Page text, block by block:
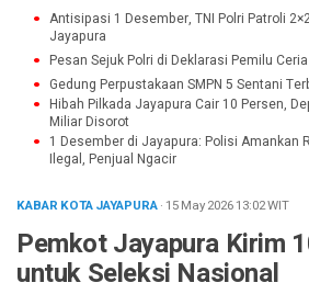
Antisipasi 1 Desember, TNI Polri Patroli
Jayapura
Pesan Sejuk Polri di Deklarasi Pemilu
Gedung Perpustakaan SMPN 5 Sentani
Hibah Pilkada Jayapura Cair 10 Persen,
Miliar Disorot
1 Desember di Jayapura: Polisi Amankan
Ilegal, Penjual Ngacir
KABAR KOTA JAYAPURA· 15 May 202613:02WIT
Pemkot Jayapura Kirim
untuk Seleksi Nasional